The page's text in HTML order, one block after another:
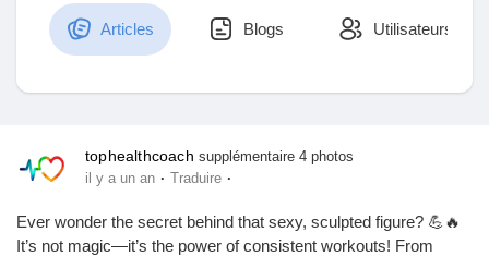
Mes Articles
Articles Blogs Utilisateurs
tophealthcoach supplémentaire 4 photos
il y a un an · Traduire ·
Ever wonder the secret behind that sexy, sculpted figure? 💪🔥
It’s not magic—it’s the power of consistent workouts! From